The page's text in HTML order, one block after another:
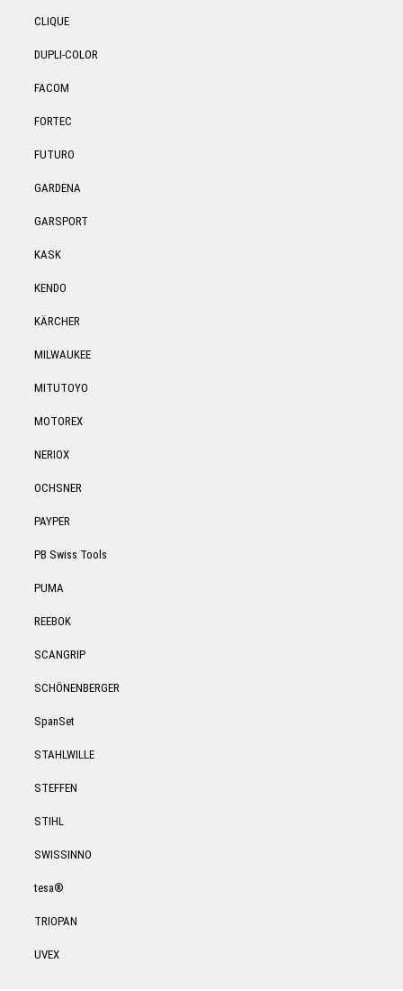
CLIQUE
DUPLI-COLOR
FACOM
FORTEC
FUTURO
GARDENA
GARSPORT
KASK
KENDO
KÄRCHER
MILWAUKEE
MITUTOYO
MOTOREX
NERIOX
OCHSNER
PAYPER
PB Swiss Tools
PUMA
REEBOK
SCANGRIP
SCHÖNENBERGER
SpanSet
STAHLWILLE
STEFFEN
STIHL
SWISSINNO
tesa®
TRIOPAN
UVEX